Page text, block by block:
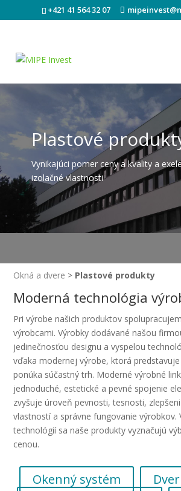
+421 41 564 32 07
Plastové
Vynikajúci pomer ceny a kvality a
izolačné vlastnosti
Okná a dvere > Plastové produkty
Moderná technológia
Pri výrobe našich produktov
výrobcami. Výrobky dodávané našou
jedinečnosťou designu a vyspelou
vďaka modernej výrobe, ktorá
ponúka súčastný trh. Moderné výrobné
jednoduché, estetické a pevné spojenie
zvyšuje úroveň pevnosti, tesnosti,
vlastností a správne fungovanie výrobkov.
technológií sa naše produkty vyznačujú
cenou.
Okenný systém